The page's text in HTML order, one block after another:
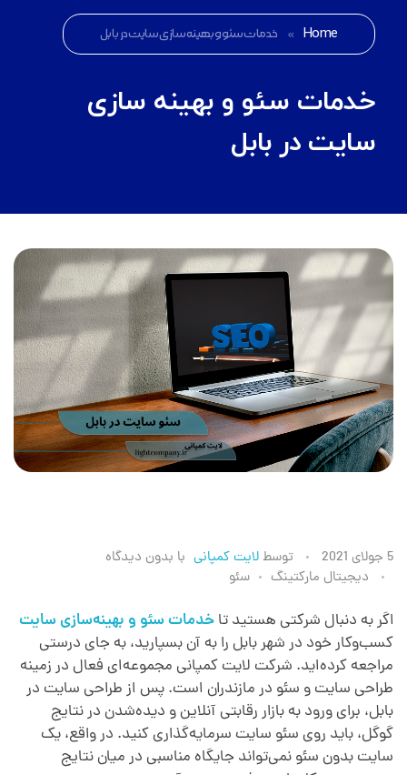
Home
» خدمات سئو و بهینه سازی سایت در بابل
خدمات سئو و بهینه سازی
سایت در بابل
خ
د
م
ا
ت
5 جولای 2021 توسطلایت کمپانی با بدون دیدگاه
دیجیتال مارکتینگ
سئو
اگر به دنبال شرکتی هستید تاخدمات سئو و بهینه‌سازی سایت
کسب‌وکار خود در شهر بابل را به آن بسپارید، به جای درستی
مراجعه کرده‌اید. شرکت لایت کمپانی مجموعه‌ای فعال در زمینه
طراحی سایت و سئو در مازندران است. پس از طراحی سایت در
بابل، برای ورود به بازار رقابتی آنلاین و دیده‌شدن در نتایج
گوگل، باید روی سئو سایت سرمایه‌گذاری کنید. در واقع، یک
سایت بدون سئو نمی‌تواند جایگاه مناسبی در میان نتایج